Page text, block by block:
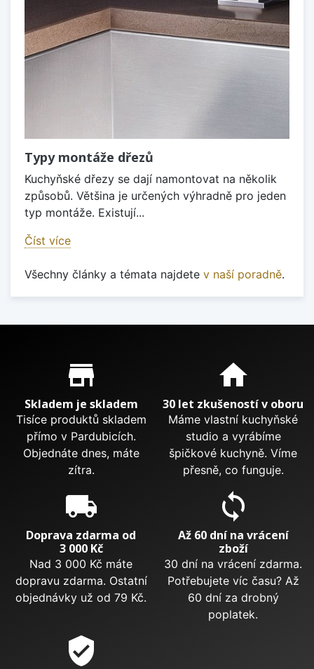
Typy montáže dřezů
Kuchyňské dřezy se dají namontovat na několik
způsobů. Většina je určených výhradně pro jeden
typ montáže. Existují...
Číst více
Všechny články a témata najdete v naší poradně.
Proč nakupovat u nás?
store_mall_directory
Skladem je skladem
Tisíce produktů skladem
přímo v Pardubicích.
Objednáte dnes, máte
zítra.
home
30 let zkušeností v oboru
Máme vlastní kuchyňské
studio a vyrábíme
špičkové kuchyně. Víme
přesně, co funguje.
local_shipping
Doprava zdarma od
3 000 Kč
Nad 3 000 Kč máte
dopravu zdarma. Ostatní
objednávky už od 79 Kč.
sync
Až 60 dní na vrácení
zboží
30 dní na vrácení zdarma.
Potřebujete víc času? Až
60 dní za drobný
poplatek.
verified_user